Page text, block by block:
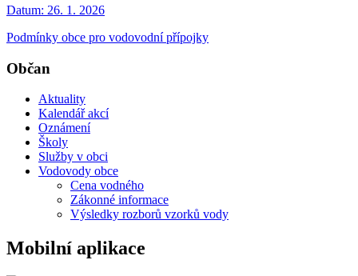
Datum: 26. 1. 2026
Podmínky obce pro vodovodní přípojky
Občan
Aktuality
Kalendář akcí
Oznámení
Školy
Služby v obci
Vodovody obce
Cena vodného
Zákonné informace
Výsledky rozborů vzorků vody
Mobilní aplikace